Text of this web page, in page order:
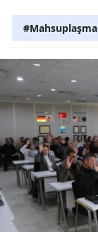
#Mahsuplaşma